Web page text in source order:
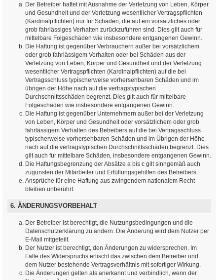
Der Betreiber haftet mit Ausnahme der Verletzung von Leben, Körper
und Gesundheit und der Verletzung wesentlicher Vertragspflichten
(Kardinalpflichten) nur für Schäden, die auf ein vorsätzliches oder
grob fahrlässiges Verhalten zurückzuführen sind. Dies gilt auch für
mittelbare Folgeschäden wie insbesondere entgangenen Gewinn.
Die Haftung ist gegenüber Verbrauchern außer bei vorsätzlichem
oder grob fahrlässigem Verhalten oder bei Schäden aus der
Verletzung von Leben, Körper und Gesundheit und der Verletzung
wesentlicher Vertragspflichten (Kardinalpflichten) auf die bei
Vertragsschluss typischerweise vorhersehbaren Schäden und im
übrigen der Höhe nach auf die vertragstypischen
Durchschnittsschäden begrenzt. Dies gilt auch für mittelbare
Folgeschäden wie insbesondere entgangenen Gewinn.
Die Haftung ist gegenüber Unternehmern außer bei der Verletzung
von Leben, Körper und Gesundheit oder vorsätzlichem oder grob
fahrlässigem Verhalten des Betreibers auf die bei Vertragsschluss
typischerweise vorhersehbaren Schäden und im Übrigen der Höhe
nach auf die vertragstypischen Durchschnittsschäden begrenzt. Dies
gilt auch für mittelbare Schäden, insbesondere entgangenen Gewinn.
Die Haftungsbegrenzung der Absätze a bis c gilt sinngemäß auch
zugunsten der Mitarbeiter und Erfüllungsgehilfen des Betreibers.
Ansprüche für eine Haftung aus zwingendem nationalem Recht
bleiben unberührt.
6. ÄNDERUNGSVORBEHALT
Der Betreiber ist berechtigt, die Nutzungsbedingungen und die
Datenschutzerklärung zu ändern. Die Änderung wird dem Nutzer per
E-Mail mitgeteilt.
Der Nutzer ist berechtigt, den Änderungen zu widersprechen. Im
Falle des Widerspruchs erlischt das zwischen dem Betreiber und
dem Nutzer bestehende Vertragsverhältnis mit sofortiger Wirkung.
Die Änderungen gelten als anerkannt und verbindlich, wenn der